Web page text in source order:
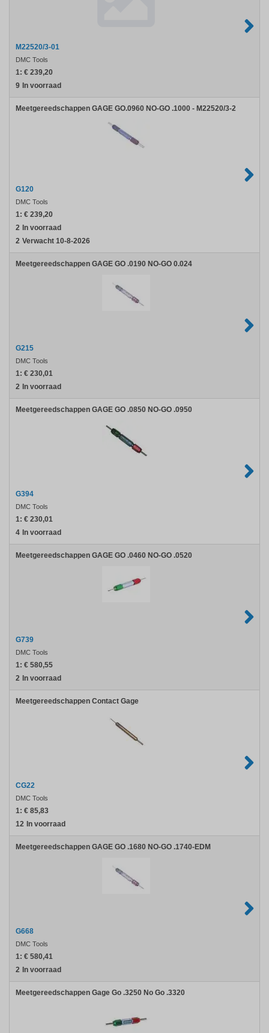
M22520/3-01
DMC Tools
1: € 239,20
9 In voorraad
Meetgereedschappen GAGE GO.0960 NO-GO .1000 - M22520/3-2
G120
DMC Tools
1: € 239,20
2 In voorraad
2 Verwacht 10-8-2026
Meetgereedschappen GAGE GO .0190 NO-GO 0.024
G215
DMC Tools
1: € 230,01
2 In voorraad
Meetgereedschappen GAGE GO .0850 NO-GO .0950
G394
DMC Tools
1: € 230,01
4 In voorraad
Meetgereedschappen GAGE GO .0460 NO-GO .0520
G739
DMC Tools
1: € 580,55
2 In voorraad
Meetgereedschappen Contact Gage
CG22
DMC Tools
1: € 85,83
12 In voorraad
Meetgereedschappen GAGE GO .1680 NO-GO .1740-EDM
G668
DMC Tools
1: € 580,41
2 In voorraad
Meetgereedschappen Gage Go .3250 No Go .3320